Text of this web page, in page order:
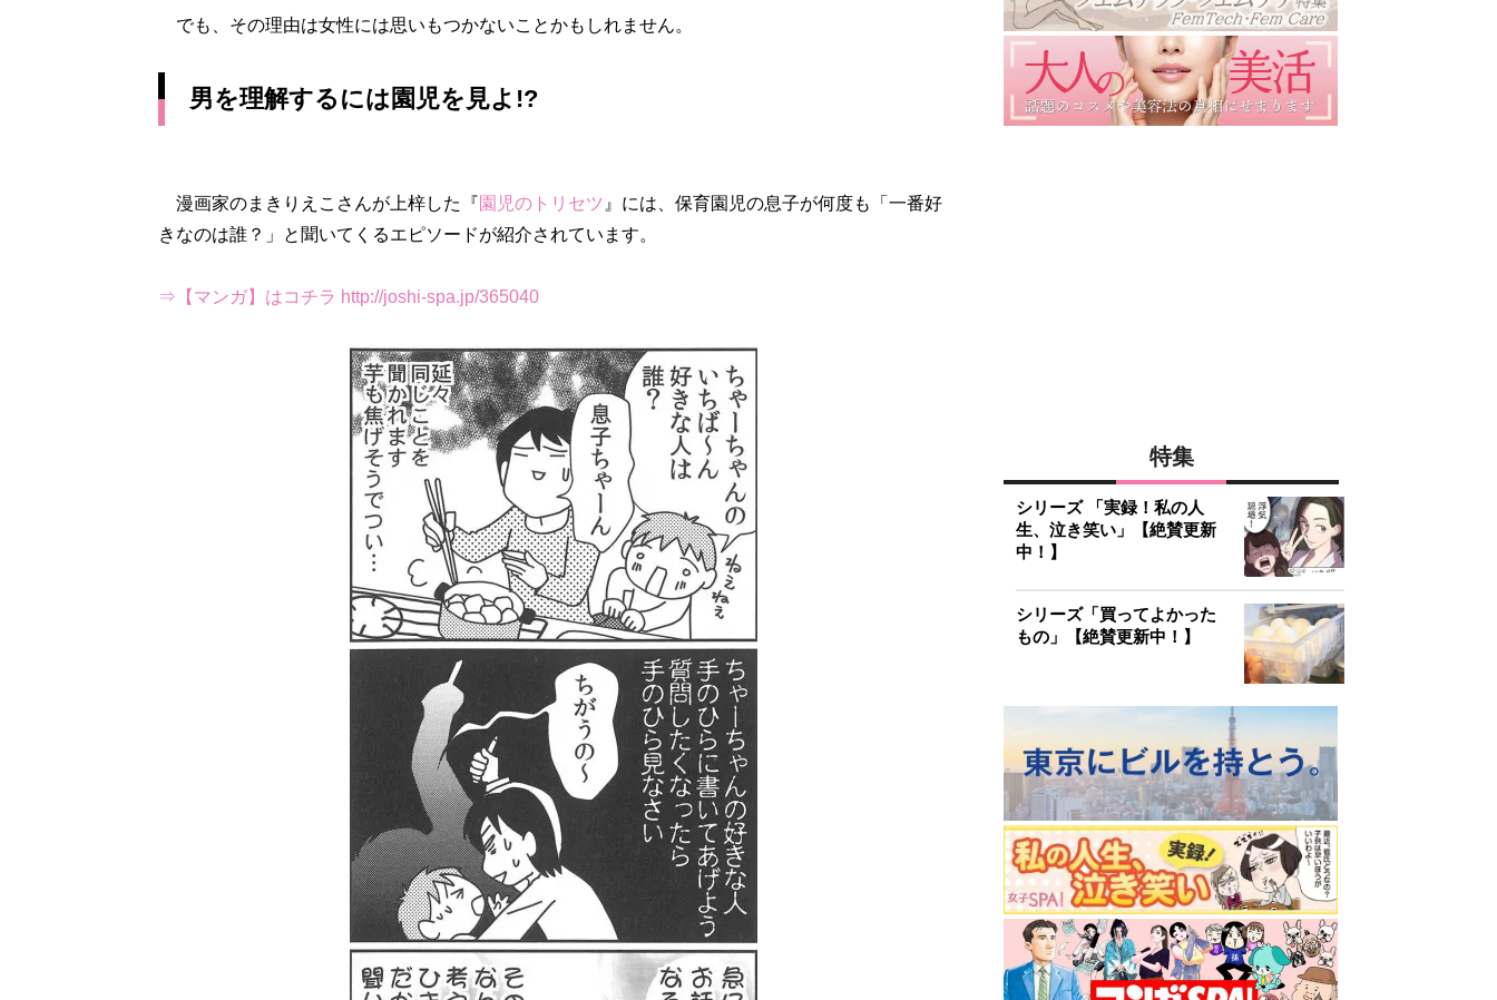
でも、その理由は女性には思いもつかないことかもしれません。
男を理解するには園児を見よ!?
漫画家のまきりえこさんが上梓した『 園児のトリセツ 』には、保育園児の息子が何度も「一番好
きなのは誰？」と聞いてくるエピソードが紹介されています。
⇒【マンガ】はコチラ http://joshi-spa.jp/365040
特集
シリーズ 「実録！私の人
生、泣き笑い」【絶賛更新
中！】
シリーズ「買ってよかった
もの」【絶賛更新中！】